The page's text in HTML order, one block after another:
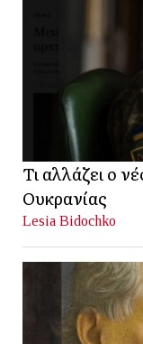
Τι αλλάζει ο
Ουκρανίας
Lesia Bidochko